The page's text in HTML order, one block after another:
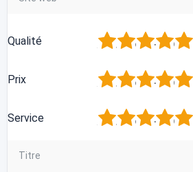
Qualité 5
4
3
2
Prix 5
4
3
2
Service 5
4
3
2